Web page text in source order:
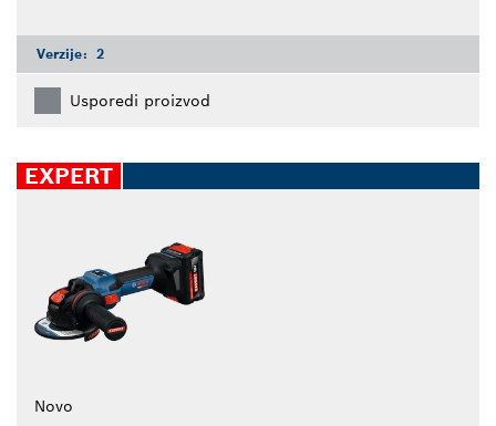
Verzije: 2
Usporedi proizvod
EXPERT
Novo